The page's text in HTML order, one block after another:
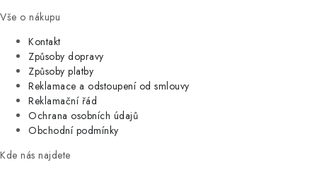
Vše o nákupu
Kontakt
Způsoby dopravy
Způsoby platby
Reklamace a odstoupení od smlouvy
Reklamační řád
Ochrana osobních údajů
Obchodní podmínky
Kde nás najdete
KUCHYNĚ
ORGANIZACE
DOMÁCNOST
ÚKLID